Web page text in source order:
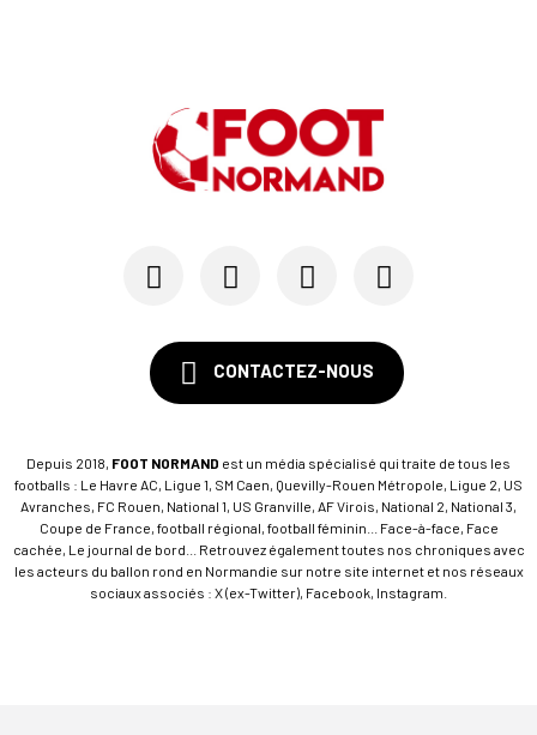
CONTACTEZ-NOUS
Depuis 2018, FOOT NORMAND est un média spécialisé qui traite de tous les
footballs : Le Havre AC, Ligue 1, SM Caen, Quevilly-Rouen Métropole, Ligue 2, US
Avranches, FC Rouen, National 1, US Granville, AF Virois, National 2, National 3,
Coupe de France, football régional, football féminin... Face-à-face, Face
cachée, Le journal de bord... Retrouvez également toutes nos chroniques avec
les acteurs du ballon rond en Normandie sur notre site internet et nos réseaux
sociaux associés : X (ex-Twitter), Facebook, Instagram.